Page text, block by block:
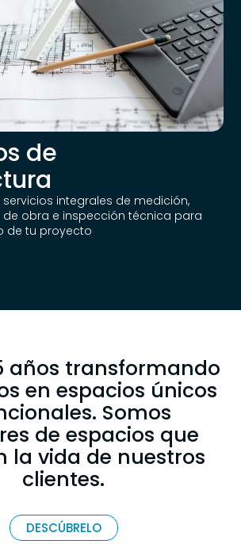
de
integrales de medición,
de obra e inspección técnica para
de tu proyecto
años transformando
en espacios únicos
Somos
de espacios que
la vida de nuestros
clientes.
DESCÚBRELO